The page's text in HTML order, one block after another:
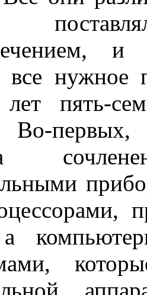
все нужное
лет пять-
Во-